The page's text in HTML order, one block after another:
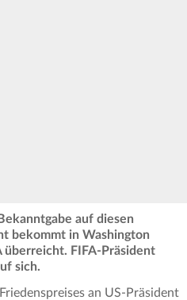
auf diesen
bekommt in Washington
überreicht. FIFA-Präsident
sich.
an US-Präsident